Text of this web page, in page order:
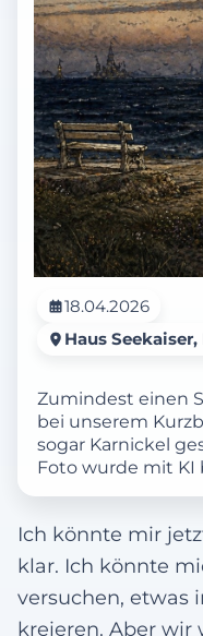
18.04.2026
Haus
Zumindest einen
bei unserem
sogar Karnickel
Foto wurde mit KI
Ich könnte mir
klar. Ich könnte
versuchen, etwas
kreieren. Aber wir